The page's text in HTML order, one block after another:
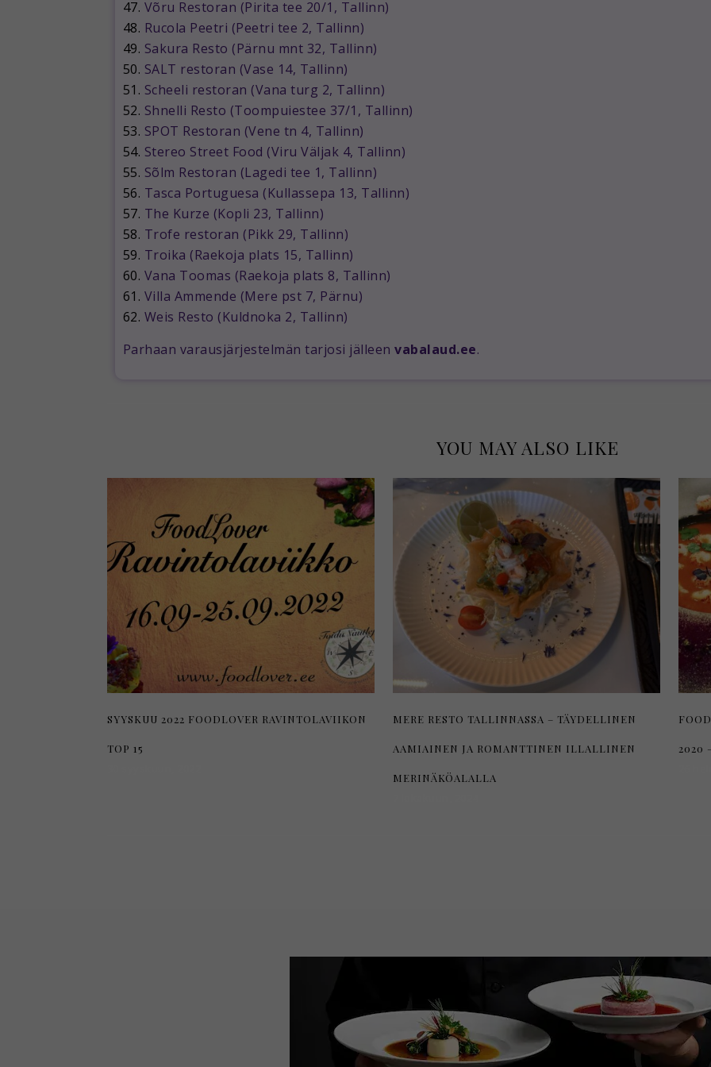
47. Võru Restoran (Pirita tee 20/1, Tallinn)
48. Rucola Peetri (Peetri tee 2, Tallinn)
49. Sakura Resto (Pärnu mnt 32, Tallinn)
50. SALT restoran (Vase 14, Tallinn)
51. Scheeli restoran (Vana turg 2, Tallinn)
52. Shnelli Resto (Toompuiestee 37/1, Tallinn)
53. SPOT Restoran (Vene tn 4, Tallinn)
54. Stereo Street Food (Viru Väljak 4, Tallinn)
55. Sõlm Restoran (Lagedi tee 1, Tallinn)
56. Tasca Portuguesa (Kullassepa 13, Tallinn)
57. The Kurze (Kopli 23, Tallinn)
58. Trofe restoran (Pikk 29, Tallinn)
59. Troika (Raekoja plats 15, Tallinn)
60. Vana Toomas (Raekoja plats 8, Tallinn)
61. Villa Ammende (Mere pst 7, Pärnu)
62. Weis Resto (Kuldnoka 2, Tallinn)
Parhaan varausjärjestelmän tarjosi jälleen vabalaud.ee.
YOU MAY ALSO LIKE
SYYSKUU 2022 FOODLOVER RAVINTOLAVIIKON
TOP 15
MERE RESTO TALLINNASSA – TÄYDELLINEN
AAMIAINEN JA ROMANTTINEN ILLALLINEN
MERINÄKÖALALLA
2020